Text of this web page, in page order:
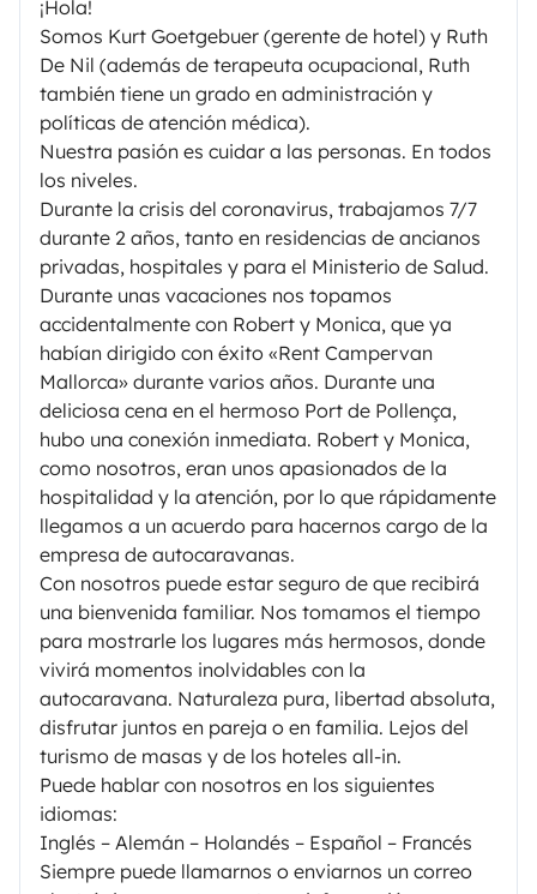
¡Hola!
Somos Kurt Goetgebuer (gerente de hotel) y Ruth
De Nil (además de terapeuta ocupacional, Ruth
también tiene un grado en administración y
políticas de atención médica).
Nuestra pasión es cuidar a las personas. En todos
los niveles.
Durante la crisis del coronavirus, trabajamos 7/7
durante 2 años, tanto en residencias de ancianos
privadas, hospitales y para el Ministerio de Salud.
Durante unas vacaciones nos topamos
accidentalmente con Robert y Monica, que ya
habían dirigido con éxito «Rent Campervan
Mallorca» durante varios años. Durante una
deliciosa cena en el hermoso Port de Pollença,
hubo una conexión inmediata. Robert y Monica,
como nosotros, eran unos apasionados de la
hospitalidad y la atención, por lo que rápidamente
llegamos a un acuerdo para hacernos cargo de la
empresa de autocaravanas.
Con nosotros puede estar seguro de que recibirá
una bienvenida familiar. Nos tomamos el tiempo
para mostrarle los lugares más hermosos, donde
vivirá momentos inolvidables con la
autocaravana. Naturaleza pura, libertad absoluta,
disfrutar juntos en pareja o en familia. Lejos del
turismo de masas y de los hoteles all-in.
Puede hablar con nosotros en los siguientes
idiomas:
Inglés – Alemán – Holandés – Español – Francés
Siempre puede llamarnos o enviarnos un correo